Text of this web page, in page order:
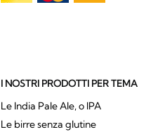
I NOSTRI PRODOTTI PER TEMA
Le India Pale Ale, o IPA
Le birre senza glutine